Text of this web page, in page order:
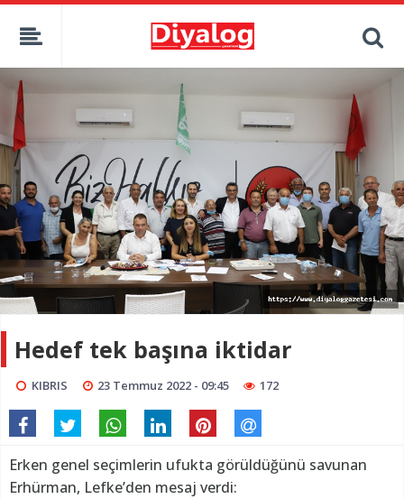
Hedef tek başına iktidar
KIBRIS 23 Temmuz 2022 - 09:45 172
Erken genel seçimlerin ufukta görüldüğünü savunan
Erhürman, Lefke’den mesaj verdi: